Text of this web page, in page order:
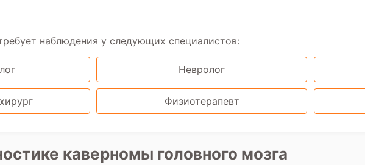
наблюдения у следующих специалистов:
Невролог
Физиотерапевт
каверномы головного мозга